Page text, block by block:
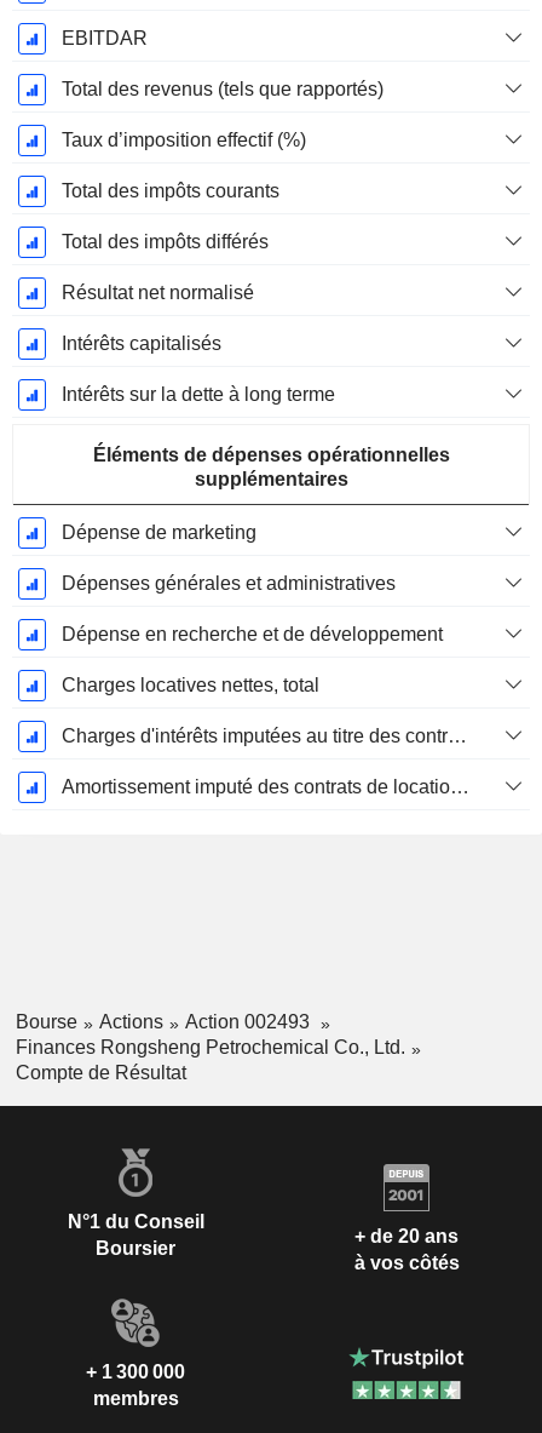
EBITDAR
Total des revenus (tels que rapportés)
Taux d’imposition effectif (%)
Total des impôts courants
Total des impôts différés
Résultat net normalisé
Intérêts capitalisés
Intérêts sur la dette à long terme
Éléments de dépenses opérationnelles
supplémentaires
Dépense de marketing
Dépenses générales et administratives
Dépense en recherche et de développement
Charges locatives nettes, total
Charges d'intérêts imputées au titre des contrats de location
Amortissement imputé des contrats de location simple
Bourse Actions
Action 002493
Finances Rongsheng Petrochemical Co., Ltd.
Compte de Résultat
N°1 du Conseil
Boursier
+ de 20 ans
à vos côtés
+ 1 300 000
membres